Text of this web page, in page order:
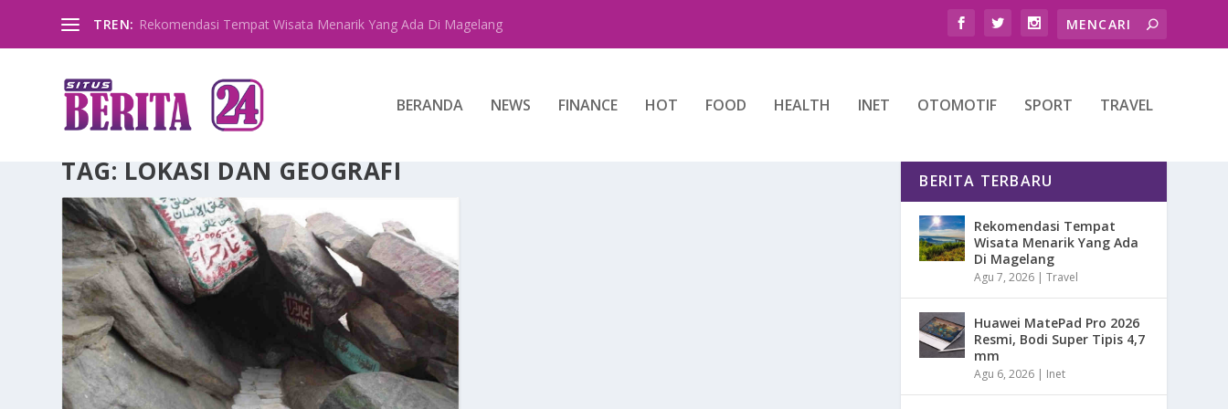
TREN: Rekomendasi Tempat Wisata Menarik Yang Ada Di Magelang
BERANDA NEWS FINANCE HOT FOOD HEALTH INET OTOMOTIF SPORT TRAVEL
TAG: LOKASI DAN GEOGRAFI BERITA TERBARU
Rekomendasi Tempat
Wisata Menarik Yang Ada
Di Magelang
Agu 7, 2026 |Travel
Huawei MatePad Pro 2026
Resmi, Bodi Super Tipis 4,7
mm
Agu 6, 2026 | Inet